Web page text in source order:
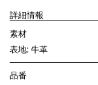
詳細情報
素材
表地: 牛革
品番